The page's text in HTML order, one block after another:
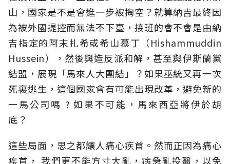
山，國家是不是會進一步被掏空？就算納吉最終因
為被外國提控而無法不下臺，接班的會不會是由納
吉指定的阿末扎希或希山慕丁（Hishammuddin
Hussein），然後與造反派和解，甚至與伊斯蘭黨
結盟，展現「馬來人大團結」？如果巫統又再一次
死裏逃生，這個國家會有可能出現改革，避免新的
一馬公司嗎 ? 如果不可能，馬來西亞將伊於胡
底？
這些局面，思之都讓人痛心疾首。然而正因為痛心
疾首， 我們更不能方寸大亂，病急亂投醫，以免